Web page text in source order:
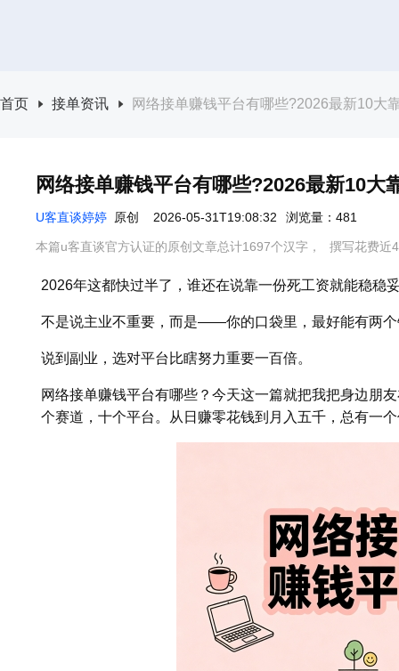
首页 接单资讯 网络接单赚钱平台有哪些?2026最新10大
网络接单赚钱平台有哪些?2026最新10大
U客直谈婷婷 原创 2026-05-31T19:08:32 浏览量：481
本篇u客直谈官方认证的原创文章总计1697个汉字， 撰写花费近
2026年这都快过半了，谁还在说靠一份死工资就能稳稳
不是说主业不重要，而是——你的口袋里，最好能有两
说到副业，选对平台比瞎努力重要一百倍。
网络接单赚钱平台有哪些？今天这一篇就把我把身边朋
个赛道，十个平台。从日赚零花钱到月入五千，总有一